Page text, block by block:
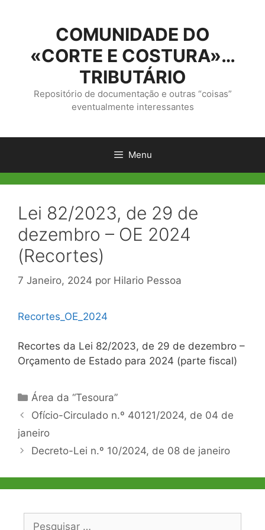
conteúdo
COMUNIDADE DO
«CORTE E COSTURA»…
TRIBUTÁRIO
Repositório de documentação e outras “coisas”
eventualmente interessantes
Menu
Lei 82/2023, de 29 de
dezembro – OE 2024
(Recortes)
7 Janeiro, 2024 por Hilario Pessoa
Recortes_OE_2024
Recortes da Lei 82/2023, de 29 de dezembro –
Orçamento de Estado para 2024 (parte fiscal)
Categorias
Área da “Tesoura”
Navegação
de
artigos
Ofício-Circulado n.º 40121/2024, de 04 de
janeiro
Decreto-Lei n.º 10/2024, de 08 de janeiro
Pesquisar